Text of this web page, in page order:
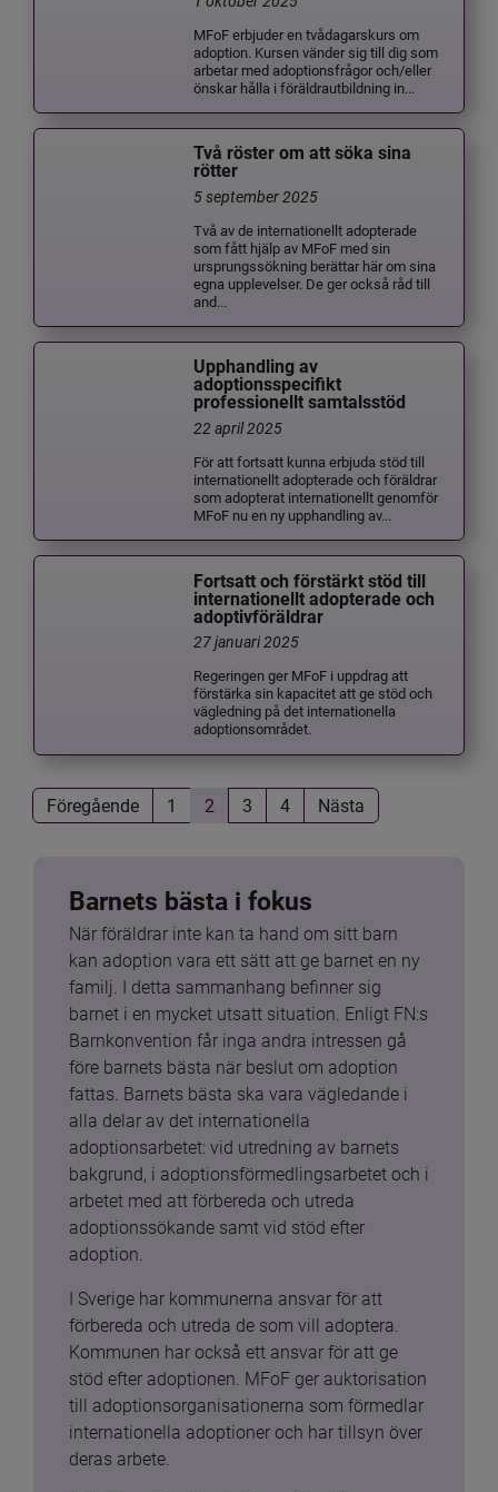
MFoF erbjuder en tvådagarskurs om
adoption. Kursen vänder sig till dig som
arbetar med adoptionsfrågor och/eller
önskar hålla i föräldrautbildning in...
Två röster om att söka sina
rötter
5 september 2025
Två av de internationellt adopterade
som fått hjälp av MFoF med sin
ursprungssökning berättar här om sina
egna upplevelser. De ger också råd till
and...
Upphandling av
adoptionsspecifikt
professionellt samtalsstöd
22 april 2025
För att fortsatt kunna erbjuda stöd till
internationellt adopterade och föräldrar
som adopterat internationellt genomför
MFoF nu en ny upphandling av...
Fortsatt och förstärkt stöd till
internationellt adopterade och
adoptivföräldrar
27 januari 2025
Regeringen ger MFoF i uppdrag att
förstärka sin kapacitet att ge stöd och
vägledning på det internationella
adoptionsområdet.
Föregående 1 2 3 4 Nästa
Barnets bästa i fokus
När föräldrar inte kan ta hand om sitt barn
kan adoption vara ett sätt att ge barnet en ny
familj. I detta sammanhang befinner sig
barnet i en mycket utsatt situation. Enligt FN:s
Barnkonvention får inga andra intressen gå
före barnets bästa när beslut om adoption
fattas. Barnets bästa ska vara vägledande i
alla delar av det internationella
adoptionsarbetet: vid utredning av barnets
bakgrund, i adoptionsförmedlingsarbetet och i
arbetet med att förbereda och utreda
adoptionssökande samt vid stöd efter
adoption.
I Sverige har kommunerna ansvar för att
förbereda och utreda de som vill adoptera.
Kommunen har också ett ansvar för att ge
stöd efter adoptionen. MFoF ger auktorisation
till adoptionsorganisationerna som förmedlar
internationella adoptioner och har tillsyn över
deras arbete.